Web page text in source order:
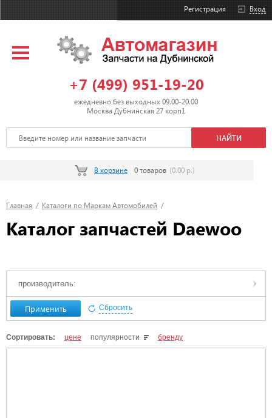
Вход
Регистрация
+7 (499) 951-19-20
ежедневно без выходных 09.00-20.00
Москва Дубнинская 27 корп1
В корзине 0 товаров (0.00 р.)
Главная / Каталоги по Маркам Автомобилей /
Каталог запчастей Daewoo
производитель:
Применить Сбросить
Сортировать: цене популярности бренду